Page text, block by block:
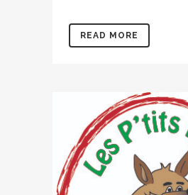
READ MORE